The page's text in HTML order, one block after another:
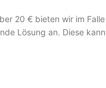
20 € bieten wir im Falle
Lösung an. Diese kann